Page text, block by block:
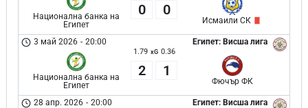
Национална банка на
Египет
0 0
Исмаили СК
Египет: Висша лига
3 май 2026 - 20:00
Национална банка на
Египет
1.79 xG 0.36
2 1
Фючър ФК
Египет: Висша лига
28 апр. 2026 - 20:00